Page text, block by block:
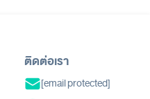
ติดต่อเรา
[email protected]